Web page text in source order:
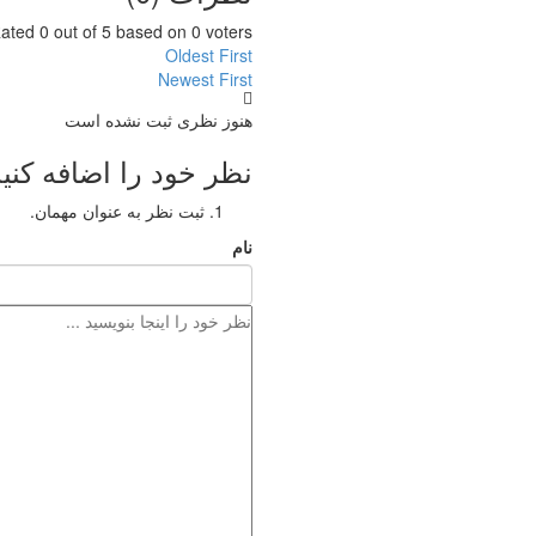
0 out of 5 based on 0 voters
Oldest First
Newest First
هنوز نظری ثبت نشده است
نظر خود را اضافه
ثبت نظر به عنوان مهمان.
نام